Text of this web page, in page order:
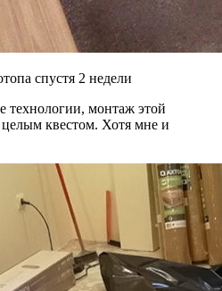
спустя 2 недели
технологии, монтаж этой
целым квестом. Хотя мне и